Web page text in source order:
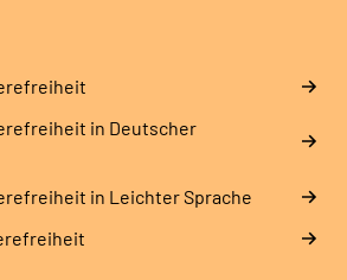
in Deutscher
in Leichter Sprache